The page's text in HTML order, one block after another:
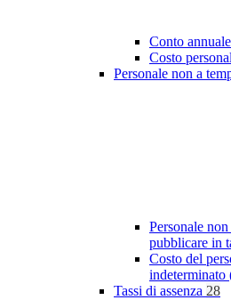
Conto
Costo
Personale non a
Personale
pubblicare in
Costo del
indeterminato
Tassi di assenza 28